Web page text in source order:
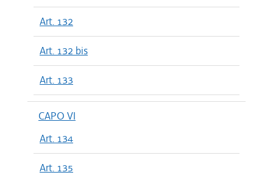
Art. 132
Art. 132 bis
Art. 133
CAPO VI
Art. 134
Art. 135